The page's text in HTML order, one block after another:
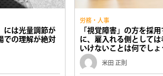
には光量調節が
での理解が絶対
労務・人事
「視覚障害」の方を採
に、雇入れる側としては
いけないことは何でしょ
米田 正則